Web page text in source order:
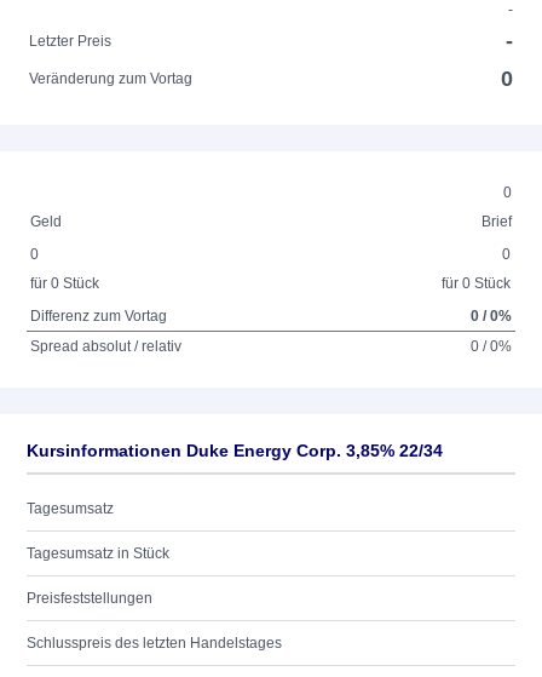
-
Letzter Preis
-
Veränderung zum Vortag 0
0
Geld
Brief
0
für 0 Stück
0
für 0 Stück
Differenz zum Vortag
0 / 0%
Spread absolut / relativ
0 / 0%
Kursinformationen Duke Energy Corp. 3,85% 22/34
Tagesumsatz
Tagesumsatz in Stück
Preisfeststellungen
Schlusspreis des letzten Handelstages